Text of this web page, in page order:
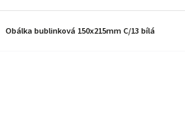
Obálka bublinková 150x215mm C/13 bílá